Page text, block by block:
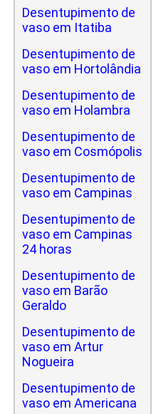
Desentupimento de
vaso em Itatiba
Desentupimento de
vaso em Hortolândia
Desentupimento de
vaso em Holambra
Desentupimento de
vaso em Cosmópolis
Desentupimento de
vaso em Campinas
Desentupimento de
vaso em Campinas
24 horas
Desentupimento de
vaso em Barão
Geraldo
Desentupimento de
vaso em Artur
Nogueira
Desentupimento de
vaso em Americana